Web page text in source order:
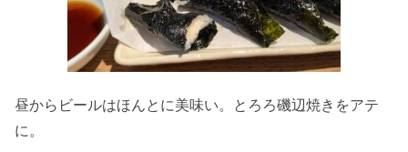
昼からビールはほんとに美味い。とろろ磯辺焼きをアテ
に。